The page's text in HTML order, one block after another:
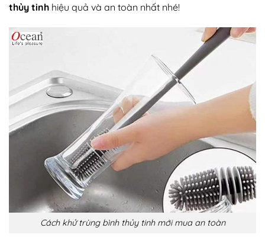
thủy tinh hiệu quả và an toàn nhất nhé!
Cách khử trùng bình thủy tinh mới mua an toàn